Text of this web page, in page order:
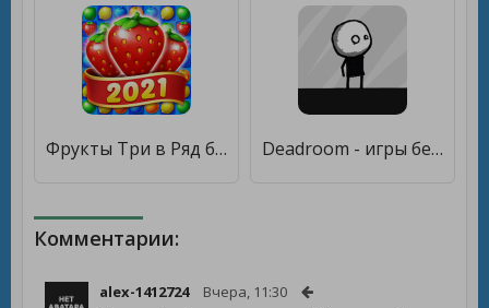
Фрукты Три в Ряд без интернета [Много денег] Deadroom - игры без интернета [Много денег]
Комментарии:
alex-1412724 Вчера, 11:30